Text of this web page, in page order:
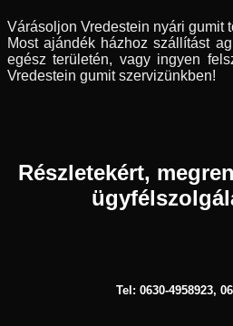
Várásoljon Vredestein nyári gumit
Most ajándék házhoz szállítást
egész területén, vagy ingyen
Vredestein gumit szervizünkben!
Részletekért,
Tel: 0630-4958923,